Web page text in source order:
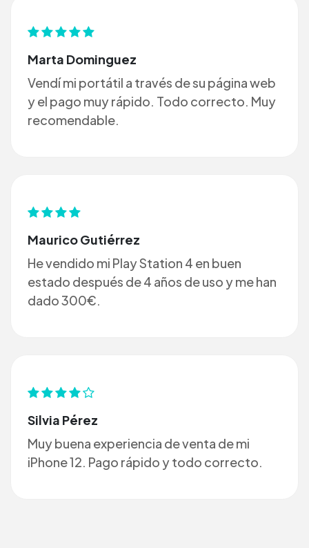
Marta Dominguez
Vendí mi portátil a través de su página web
y el pago muy rápido. Todo correcto. Muy
recomendable.
Maurico Gutiérrez
He vendido mi Play Station 4 en buen
estado después de 4 años de uso y me han
dado 300€.
Silvia Pérez
Muy buena experiencia de venta de mi
iPhone 12. Pago rápido y todo correcto.